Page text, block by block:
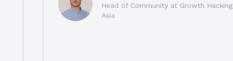
Head of Community at Growth Hacking
Asia